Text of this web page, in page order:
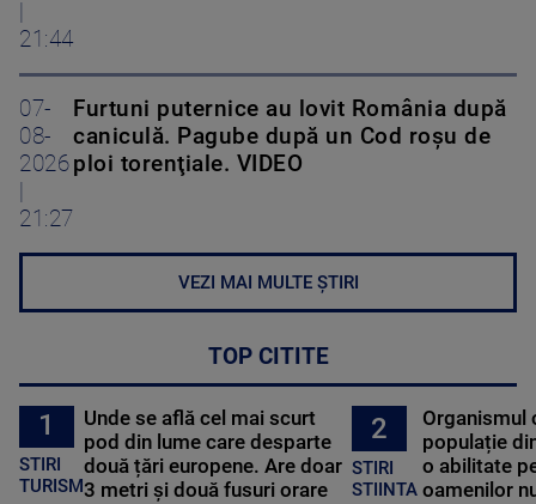
21:44
07-
08-
2026
21:27
Furtuni puternice au lovit România după
caniculă. Pagube după un Cod roşu de
ploi torenţiale. VIDEO
VEZI MAI MULTE ȘTIRI
TOP CITITE
1
STIRI
TURISM
Unde se află cel mai scurt
pod din lume care desparte
două țări europene. Are doar
3 metri și două fusuri orare
2
STIRI
STIINTA
Organismul
populație
o abilitate
oamenilor